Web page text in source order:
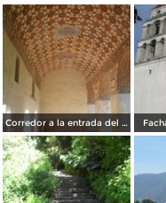
Corredor a la entrada del convento